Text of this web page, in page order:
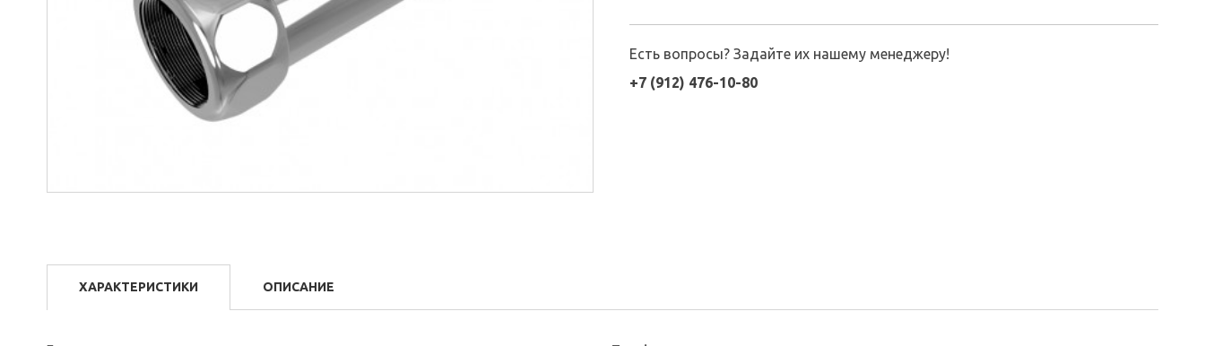
Есть вопросы? Задайте их нашему менеджеру!
+7 (912) 476-10-80
ХАРАКТЕРИСТИКИ ОПИСАНИЕ